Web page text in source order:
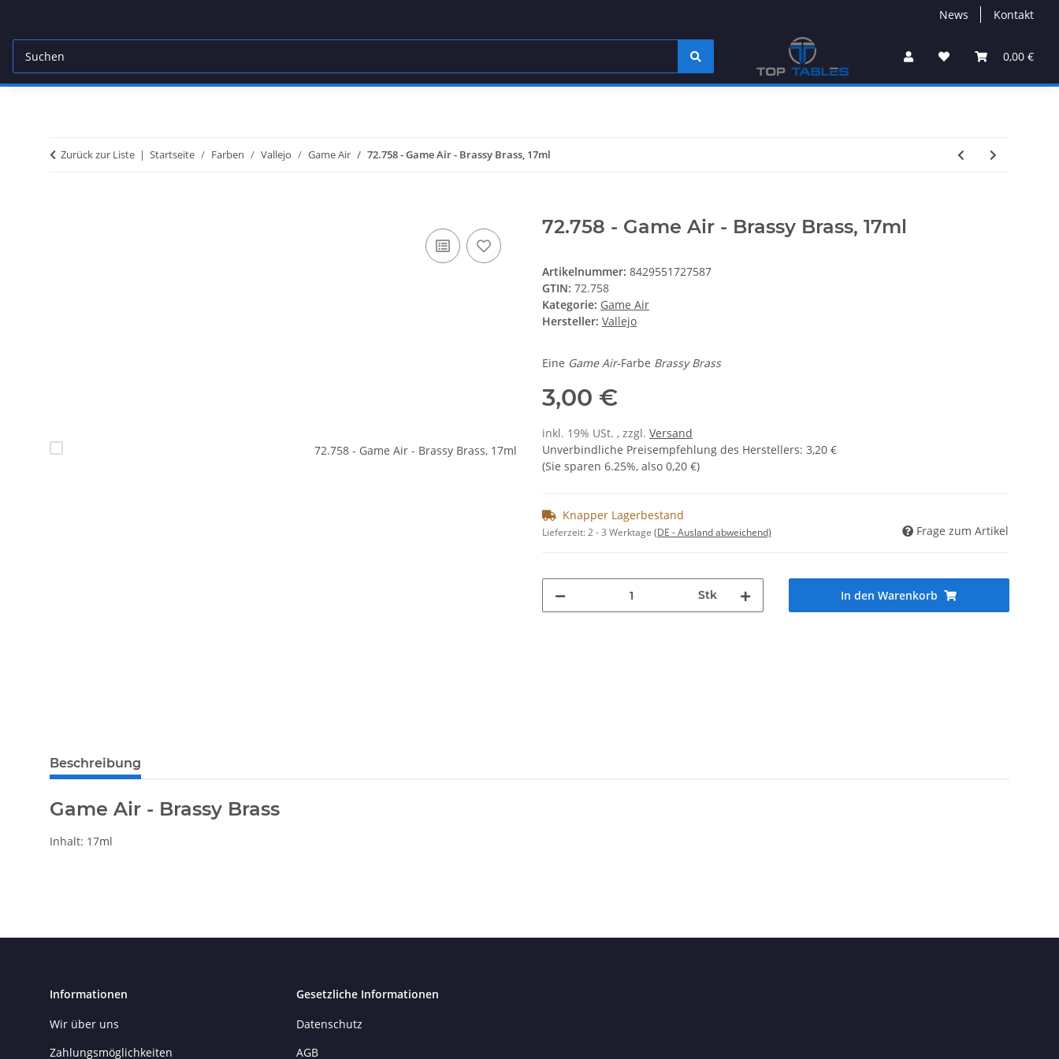
News Kontakt
0,00 €
Zurück zur Liste Startseite Farben Vallejo Game Air 72.758 - Game Air - Brassy Brass, 17ml
72.758 - Game Air - Brassy Brass, 17ml
Artikelnummer: 8429551727587
GTIN: 72.758
Kategorie: Game Air
Hersteller: Vallejo
Eine Game Air-Farbe Brassy Brass
3,00 €
inkl. 19% USt. , zzgl. Versand
Unverbindliche Preisempfehlung des Herstellers: 3,20 €
(Sie sparen 6.25%, also 0,20 €)
Knapper Lagerbestand
Lieferzeit:2 - 3 Werktage (DE - Ausland abweichend) Frage zum Artikel
Stk In den Warenkorb
weitere Registerkarten anzeigen
Beschreibung
Game Air - Brassy Brass
Inhalt: 17ml
Informationen
Wir über uns
Zahlungsmöglichkeiten
Gesetzliche Informationen
Datenschutz
AGB